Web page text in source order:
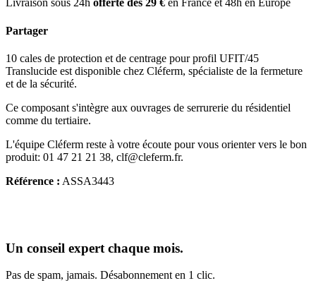
Livraison sous 24h offerte dès 29 € en France et 48h en Europe
Partager
10 cales de protection et de centrage pour profil UFIT/45
Translucide est disponible chez Cléferm, spécialiste de la fermeture
et de la sécurité.
Ce composant s'intègre aux ouvrages de serrurerie du résidentiel
comme du tertiaire.
L'équipe Cléferm reste à votre écoute pour vous orienter vers le bon
produit: 01 47 21 21 38, clf@cleferm.fr.
Référence : ASSA3443
Un conseil expert chaque mois.
Pas de spam, jamais. Désabonnement en 1 clic.